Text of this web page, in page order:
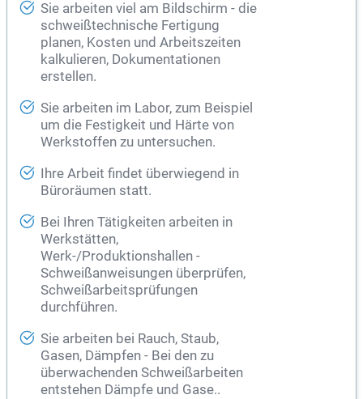
Sie arbeiten viel am Bildschirm - die
schweißtechnische Fertigung
planen, Kosten und Arbeitszeiten
kalkulieren, Dokumentationen
erstellen.
Sie arbeiten im Labor, zum Beispiel
um die Festigkeit und Härte von
Werkstoffen zu untersuchen.
Ihre Arbeit findet überwiegend in
Büroräumen statt.
Bei Ihren Tätigkeiten arbeiten in
Werkstätten,
Werk-/Produktionshallen -
Schweißanweisungen überprüfen,
Schweißarbeitsprüfungen
durchführen.
Sie arbeiten bei Rauch, Staub,
Gasen, Dämpfen - Bei den zu
überwachenden Schweißarbeiten
entstehen Dämpfe und Gase..